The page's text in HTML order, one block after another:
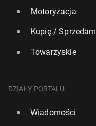
Motoryzacja
Kupię / Sprzedam
Towarzyskie
DZIAŁY PORTALU
Wiadomości